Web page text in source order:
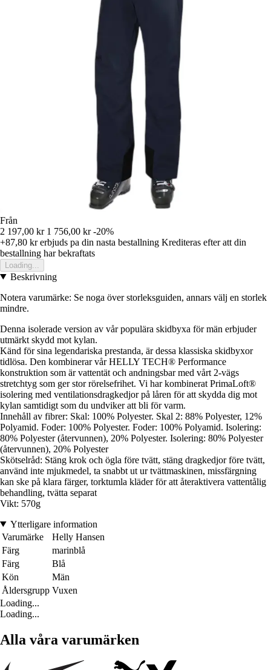
Från
2 197,00 kr 1 756,00 kr -20%
+87,80 krerbjuds pa din nasta bestallning Krediteras efter att din
bestallning har bekraftats
Loading...
Beskrivning
Notera varumärke: Se noga över storleksguiden, annars välj en storlek
mindre.
Denna isolerade version av vår populära skidbyxa för män erbjuder
utmärkt skydd mot kylan.
Känd för sina legendariska prestanda, är dessa klassiska skidbyxor
tidlösa. Den kombinerar vår HELLY TECH® Performance
konstruktion som är vattentät och andningsbar med vårt 2-vägs
stretchtyg som ger stor rörelsefrihet. Vi har kombinerat PrimaLoft®
isolering med ventilationsdragkedjor på låren för att skydda dig mot
kylan samtidigt som du undviker att bli för varm.
Innehåll av fibrer: Skal: 100% Polyester. Skal 2: 88% Polyester, 12%
Polyamid. Foder: 100% Polyester. Foder: 100% Polyamid. Isolering:
80% Polyester (återvunnen), 20% Polyester. Isolering: 80% Polyester
(återvunnen), 20% Polyester
Skötselråd: Stäng krok och ögla före tvätt, stäng dragkedjor före tvätt,
använd inte mjukmedel, ta snabbt ut ur tvättmaskinen, missfärgning
kan ske på klara färger, torktumla kläder för att återaktivera vattentålig
behandling, tvätta separat
Vikt: 570g
Ytterligare information
Varumärke
Helly Hansen
Färg
marinblå
Färg
Blå
Kön
Män
Åldersgrupp Vuxen
Loading...
Loading...
Alla våra varumärken